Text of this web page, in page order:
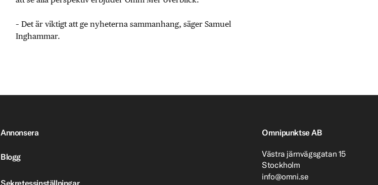
– Det är viktigt att ge nyheterna sammanhang, säger Samuel
Inghammar.
Annonsera
Blogg
Sekretessinställningar
Omnipunktse AB
Västra järnvägsgatan 15
Stockholm
info@omni.se